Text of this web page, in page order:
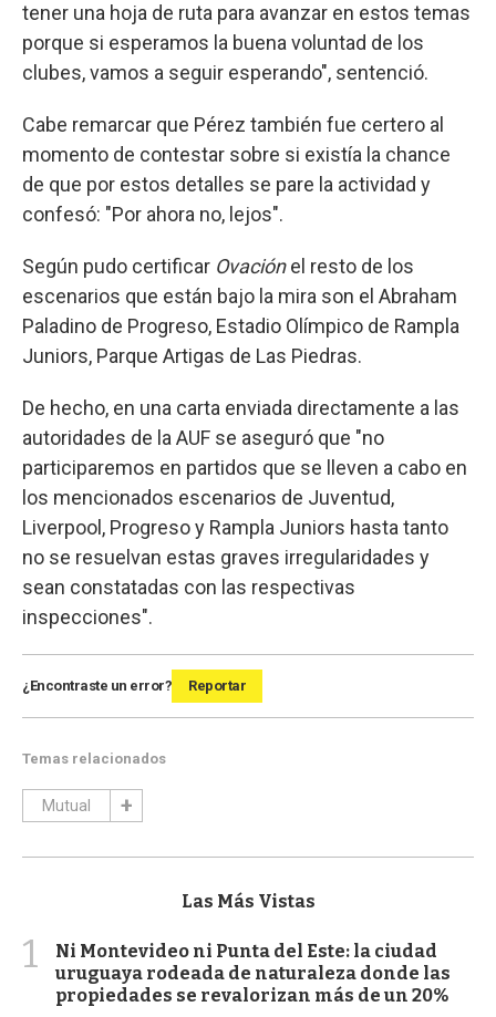
tener una hoja de ruta para avanzar en estos temas
porque si esperamos la buena voluntad de los
clubes, vamos a seguir esperando", sentenció.
Cabe remarcar que Pérez también fue certero al
momento de contestar sobre si existía la chance
de que por estos detalles se pare la actividad y
confesó: "Por ahora no, lejos".
Según pudo certificar Ovaciónel resto de los
escenarios que están bajo la mira son el Abraham
Paladino de Progreso, Estadio Olímpico de Rampla
Juniors, Parque Artigas de Las Piedras.
De hecho, en una carta enviada directamente a las
autoridades de la AUF se aseguró que "no
participaremos en partidos que se lleven a cabo en
los mencionados escenarios de Juventud,
Liverpool, Progreso y Rampla Juniors hasta tanto
no se resuelvan estas graves irregularidades y
sean constatadas con las respectivas
inspecciones".
¿Encontraste un error? Reportar
Temas relacionados
Mutual
Las Más Vistas
1
Ni Montevideo ni Punta del Este: la ciudad
uruguaya rodeada de naturaleza donde las
propiedades se revalorizan más de un 20%